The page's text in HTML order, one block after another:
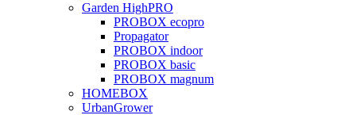
Garden HighPRO
PROBOX ecopro
Propagator
PROBOX indoor
PROBOX basic
PROBOX magnum
HOMEBOX
UrbanGrower